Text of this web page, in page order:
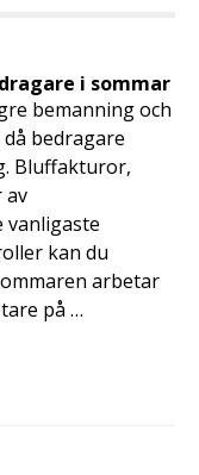
i sommar
bemanning och
bedragare
Bluffakturor,
av
vanligaste
kan du
arbetar
på …